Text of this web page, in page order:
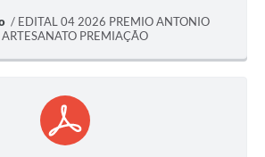
EDITAL 04 2026 PREMIO ANTONIO
PREMIAÇÃO